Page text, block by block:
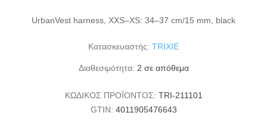
UrbanVest harness, XXS–XS: 34–37 cm/15 mm, black
Κατασκευαστής: TRIXIE
Διαθεσιμότητα: 2 σε απόθεμα
ΚΩΔΙΚΟΣ ΠΡΟΪΟΝΤΟΣ: TRI-211101
GTIN: 4011905476643